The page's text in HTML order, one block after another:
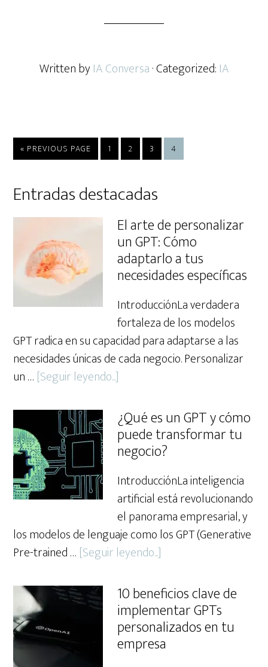
Written byIA Conversa· Categorized: IA
« GO
TO
PREVIOUS PAGE PAGE
1 PAGE
2 PAGE
3 PAGE
4
Primary
Sidebar
Entradas destacadas
El arte de personalizar
un GPT: Cómo
adaptarlo a tus
necesidades específicas
IntroducciónLa verdadera
fortaleza de los modelos
GPT radica en su capacidad para adaptarse a las
necesidades únicas de cada negocio. Personalizar
un … [Seguir leyendo...]
arte
de
personalizar
GPT:
Cómo
adaptarlo
a
tus
específicas
¿Qué es un GPT y cómo
puede transformar tu
negocio?
IntroducciónLa inteligencia
artificial está revolucionando
el panorama empresarial, y
los modelos de lenguaje como los GPT (Generative
Pre-trained … [Seguir leyendo...]
es
un
GPT
y
10 beneficios clave de
implementar GPTs
personalizados en tu
empresa